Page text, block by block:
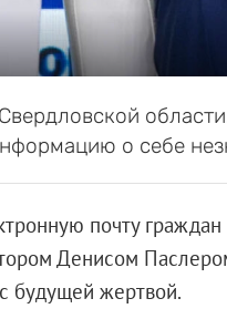
о себе
почту
Денисом
будущей жертвой.